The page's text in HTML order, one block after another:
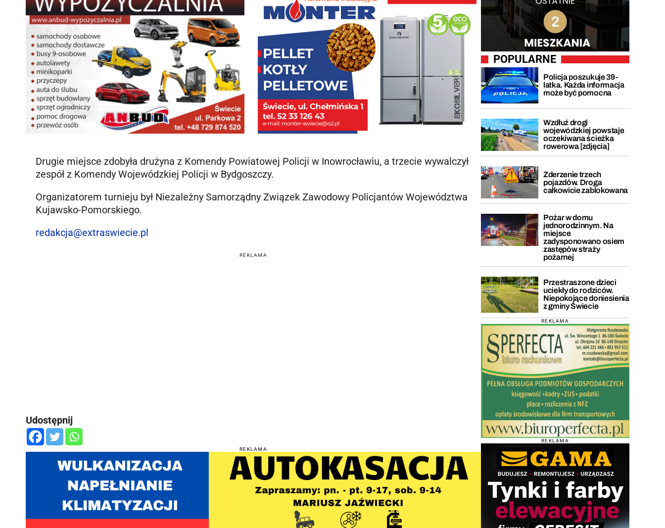
Drugie miejsce zdobyła drużyna z Komendy Powiatowej Policji w Inowrocławiu, a trzecie wywalczył
zespół z Komendy Wojewódzkiej Policji w Bydgoszczy.
Organizatorem turnieju był Niezależny Samorządny Związek Zawodowy Policjantów Województwa
Kujawsko-Pomorskiego.
redakcja@extraswiecie.pl
REKLAMA
Udostępnij
REKLAMA
POPULARNE
Policja poszukuje 39-
latka. Każda informacja
może być pomocna
Wzdłuż drogi
wojewódzkiej powstaje
oczekiwana ścieżka
rowerowa [zdjęcia]
Zderzenie trzech
pojazdów. Droga
całkowicie zablokowana
Pożar w domu
jednorodzinnym. Na
miejsce
zadysponowano osiem
zastępów straży
pożarnej
Przestraszone dzieci
uciekły do rodziców.
Niepokojące doniesienia
z gminy Świecie
REKLAMA
REKLAMA